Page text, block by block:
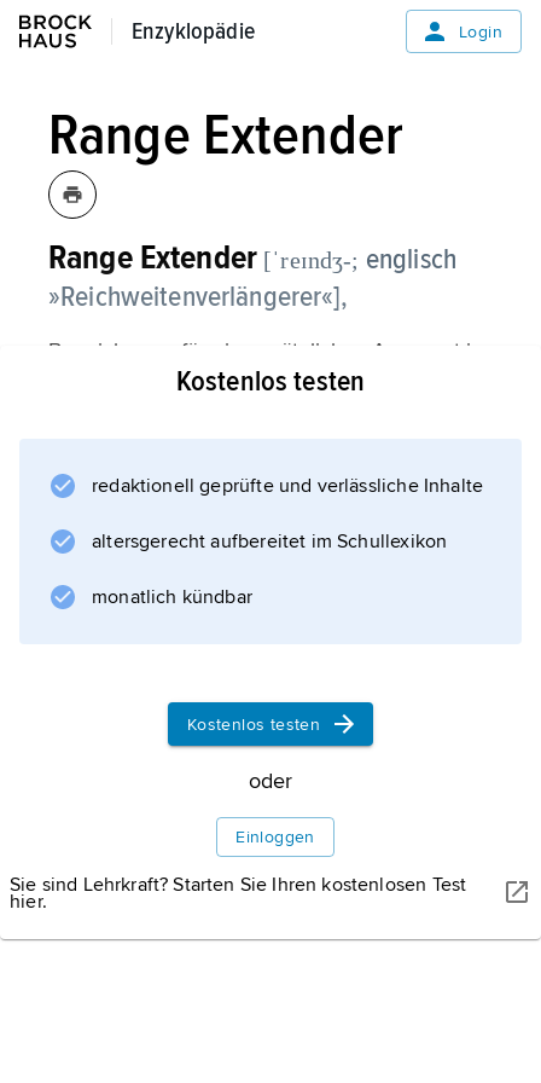
Enzyklopädie
Enzyklopädie Login
Range Extender
Range Extender [ˈreɪndʒ-; englisch
»Reichweitenverlängerer«],
Bezeichnung für ein zusätzliches Aggregat in
Regel handelt es sich dabei um einen kleinen
, die über einen Generator die
Fahrzeugbatterie auflädt. Der
Verbrennungsmotor wird meist nur dann aktiv,
Kostenlos testen
redaktionell geprüfte und verlässliche Inhalte
altersgerecht aufbereitet im Schullexikon
monatlich kündbar
Kostenlos testen
oder
Einloggen
Sie sind Lehrkraft? Starten Sie Ihren kostenlosen Test
hier.